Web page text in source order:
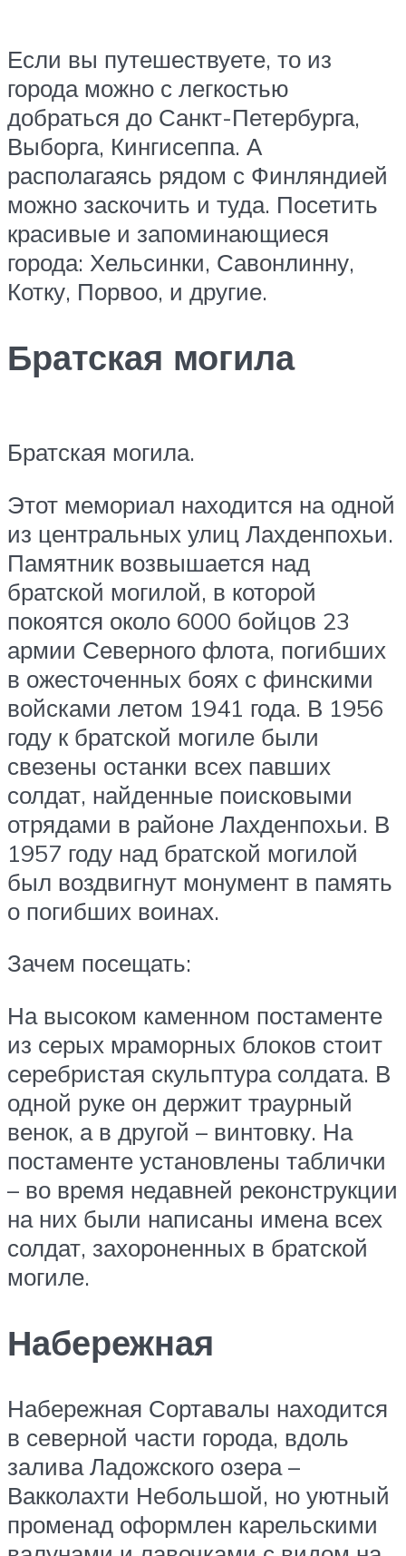
Если вы путешествуете, то из
города можно с легкостью
добраться до Санкт-Петербурга,
Выборга, Кингисеппа. А
располагаясь рядом с Финляндией
можно заскочить и туда. Посетить
красивые и запоминающиеся
города: Хельсинки, Савонлинну,
Котку, Порвоо, и другие.
Братская могила
Братская могила.
Этот мемориал находится на одной
из центральных улиц Лахденпохьи.
Памятник возвышается над
братской могилой, в которой
покоятся около 6000 бойцов 23
армии Северного флота, погибших
в ожесточенных боях с финскими
войсками летом 1941 года. В 1956
году к братской могиле были
свезены останки всех павших
солдат, найденные поисковыми
отрядами в районе Лахденпохьи. В
1957 году над братской могилой
был воздвигнут монумент в память
о погибших воинах.
Зачем посещать:
На высоком каменном постаменте
из серых мраморных блоков стоит
серебристая скульптура солдата. В
одной руке он держит траурный
венок, а в другой – винтовку. На
постаменте установлены таблички
– во время недавней реконструкции
на них были написаны имена всех
солдат, захороненных в братской
могиле.
Набережная
Набережная Сортавалы находится
в северной части города, вдоль
залива Ладожского озера –
Вакколахти Небольшой, но уютный
променад оформлен карельскими